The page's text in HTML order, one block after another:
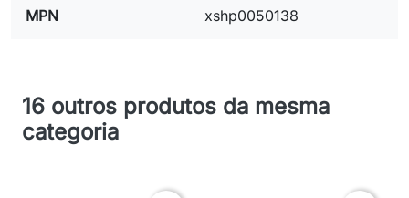
MPN xshp0050138
16 outros produtos da mesma
categoria